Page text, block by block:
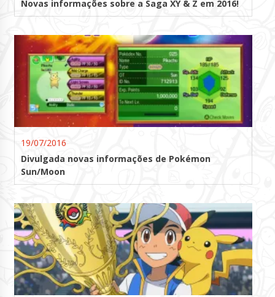
Novas informações sobre a Saga XY & Z em 2016!
19/07/2016
Divulgada novas informações de Pokémon
Sun/Moon